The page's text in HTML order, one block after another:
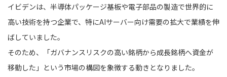
イビデンは、半導体パッケージ基板や電子部品の製造で世界的に
高い技術を持つ企業で、特にAIサーバー向け需要の拡大で業績を伸
ばしていました。
そのため、「ガバナンスリスクの高い銘柄から成長銘柄へ資金が
移動した」という市場の構図を象徴する動きとなりました。